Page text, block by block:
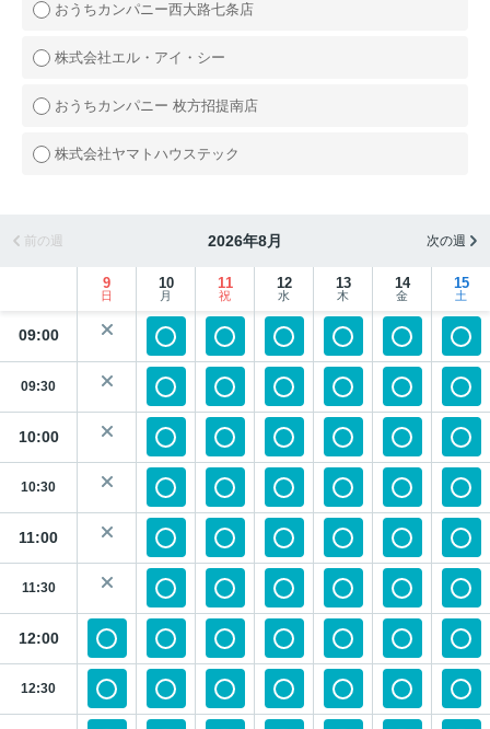
おうちカンパニー西大路七条店
株式会社エル・アイ・シー
おうちカンパニー 枚方招提南店
株式会社ヤマトハウステック
前の週 2026年8月 次の週
9
日
10
月
11
祝
12
水
13
木
14
金
15
土
09:00
09:30
10:00
10:30
11:00
11:30
12:00
12:30